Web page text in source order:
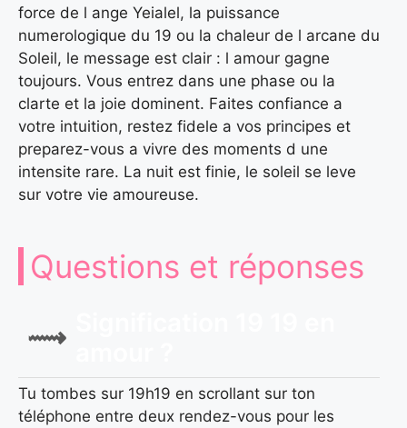
force de l ange Yeialel, la puissance
numerologique du 19 ou la chaleur de l arcane du
Soleil, le message est clair : l amour gagne
toujours. Vous entrez dans une phase ou la
clarte et la joie dominent. Faites confiance a
votre intuition, restez fidele a vos principes et
preparez-vous a vivre des moments d une
intensite rare. La nuit est finie, le soleil se leve
sur votre vie amoureuse.
Questions et réponses
Tu tombes sur 19h19 en scrollant sur ton
téléphone entre deux rendez-vous pour les